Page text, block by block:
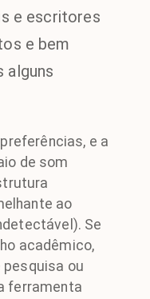
e escritores
e bem
alguns
e a
de som
ao
Se
acadêmico,
ou
ferramenta